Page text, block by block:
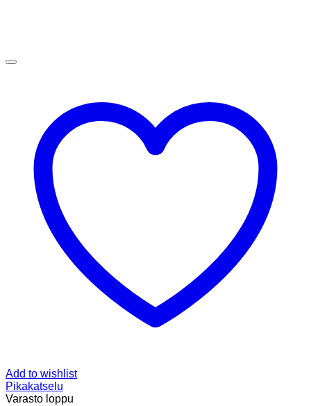
Add to wishlist
Pikakatselu
Varasto loppu